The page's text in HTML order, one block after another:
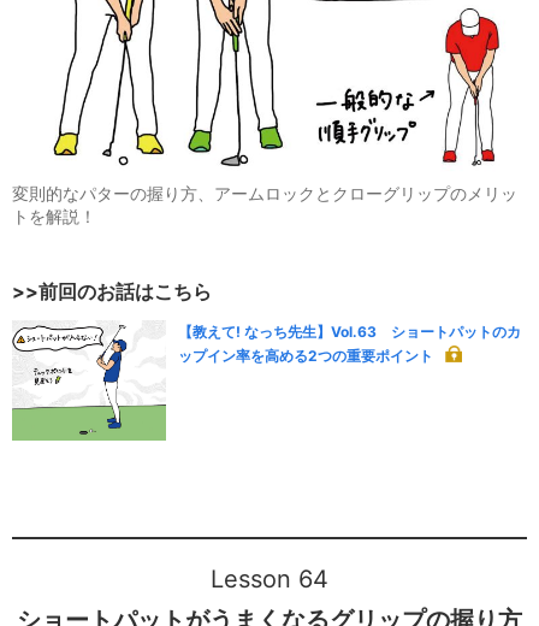
変則的なパターの握り方、アームロックとクローグリップのメリッ
トを解説！
>>前回のお話はこちら
【教えて! なっち先生】Vol.63 ショートパットのカ
ップイン率を高める2つの重要ポイント
Lesson 64
ショートパットがうまくなるグリップの握り方